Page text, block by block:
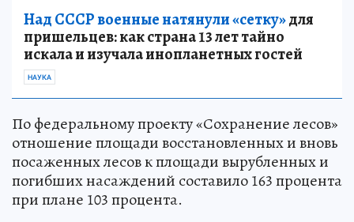
Над СССР военные натянули «сетку»для
пришельцев: как страна 13 лет тайно
искала и изучала инопланетных гостей
НАУКА
По федеральному проекту «Сохранение лесов»
отношение площади восстановленных и вновь
посаженных лесов к площади вырубленных и
погибших насаждений составило 163 процента
при плане 103 процента.